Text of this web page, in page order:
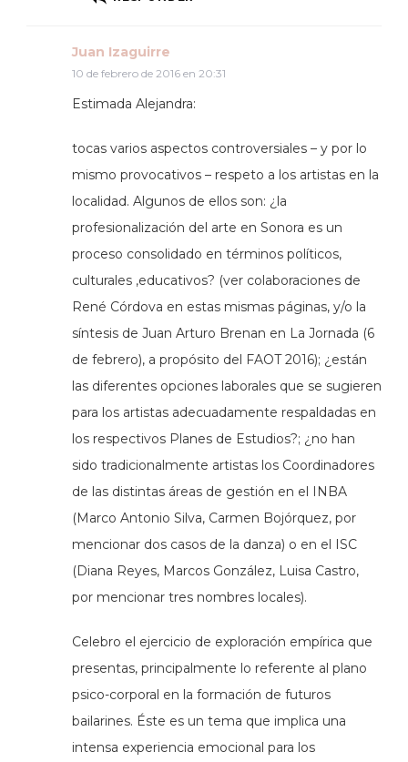
Juan Izaguirre
10 de febrero de 2016 en 20:31
Estimada Alejandra:
tocas varios aspectos controversiales – y por lo
mismo provocativos – respeto a los artistas en la
localidad. Algunos de ellos son: ¿la
profesionalización del arte en Sonora es un
proceso consolidado en términos políticos,
culturales ,educativos? (ver colaboraciones de
René Córdova en estas mismas páginas, y/o la
síntesis de Juan Arturo Brenan en La Jornada (6
de febrero), a propósito del FAOT 2016); ¿están
las diferentes opciones laborales que se sugieren
para los artistas adecuadamente respaldadas en
los respectivos Planes de Estudios?; ¿no han
sido tradicionalmente artistas los Coordinadores
de las distintas áreas de gestión en el INBA
(Marco Antonio Silva, Carmen Bojórquez, por
mencionar dos casos de la danza) o en el ISC
(Diana Reyes, Marcos González, Luisa Castro,
por mencionar tres nombres locales).
Celebro el ejercicio de exploración empírica que
presentas, principalmente lo referente al plano
psico-corporal en la formación de futuros
bailarines. Éste es un tema que implica una
intensa experiencia emocional para los